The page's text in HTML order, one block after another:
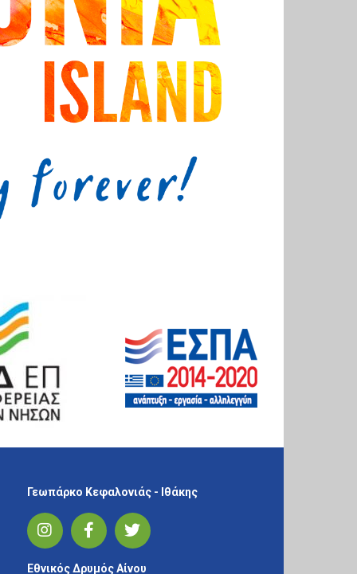
Γεωπάρκο Κεφαλονιάς - Ιθάκης
Εθνικός Δρυμός Αίνου